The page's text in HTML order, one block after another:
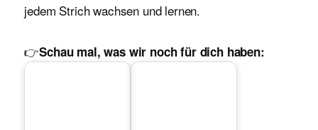
jedem Strich wachsen und lernen.
👉Schau mal, was wir noch für dich haben: